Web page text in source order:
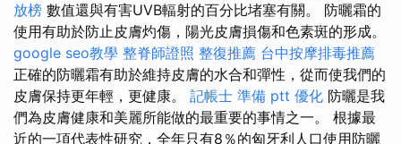
放榜 數值還與有害UVB輻射的百分比堵塞有關。 防曬霜的
使用有助於防止皮膚灼傷，陽光皮膚損傷和色素斑的形成。
google seo教學 整脊師證照 整復推薦 台中按摩排毒推薦
正確的防曬霜有助於維持皮膚的水合和彈性，從而使我們的
皮膚保持更年輕，更健康。 記帳士 準備 ptt 優化 防曬是我
們為皮膚健康和美麗所能做的最重要的事情之一。 根據最
近的一項代表性研究，全年只有8％的匈牙利人口使用防曬